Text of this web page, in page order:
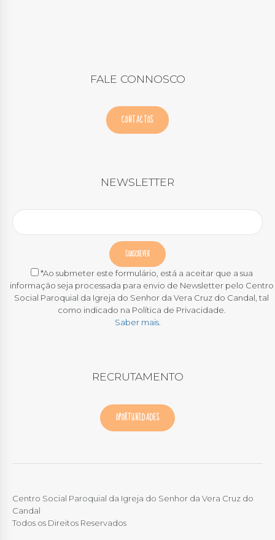
FALE CONNOSCO
CONTACTOS
NEWSLETTER
*Ao submeter este formulário, está a aceitar que a sua
informação seja processada para envio de Newsletter pelo Centro
Social Paroquial da Igreja do Senhor da Vera Cruz do Candal, tal
como indicado na Política de Privacidade.
Saber mais.
RECRUTAMENTO
OPORTUNIDADES
Centro Social Paroquial da Igreja do Senhor da Vera Cruz do
Candal
Todos os Direitos Reservados